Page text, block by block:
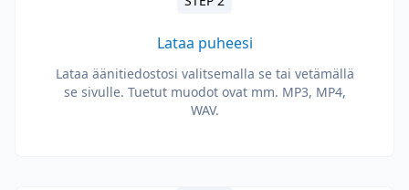
Lataa puheesi
Lataa äänitiedostosi valitsemalla se tai vetämällä
se sivulle. Tuetut muodot ovat mm. MP3, MP4,
WAV.